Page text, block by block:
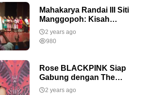
Mahakarya Randai III Siti
Manggopoh: Kisah
Heroik Perempuan
Minangkabau yang
2 years ago
980
Rose BLACKPINK Siap
Gabung dengan The
Black Label
2 years ago